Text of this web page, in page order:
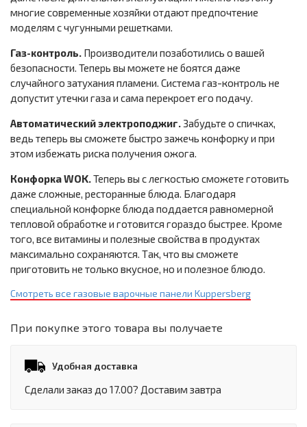
многие современные хозяйки отдают предпочтение
моделям с чугунными решетками.
Газ-контроль. Производители позаботились о вашей
безопасности. Теперь вы можете не боятся даже
случайного затухания пламени. Система газ-контроль не
допустит утечки газа и сама перекроет его подачу.
Автоматический электроподжиг. Забудьте о спичках,
ведь теперь вы сможете быстро зажечь конфорку и при
этом избежать риска получения ожога.
Конфорка WOK.Теперь вы с легкостью сможете готовить
даже сложные, ресторанные блюда. Благодаря
специальной конфорке блюда поддается равномерной
тепловой обработке и готовится гораздо быстрее. Кроме
того, все витамины и полезные свойства в продуктах
максимально сохраняются. Так, что вы сможете
приготовить не только вкусное, но и полезное блюдо.
Смотреть все газовые варочные панели Kuppersberg
При покупке этого товара вы получаете
Удобная доставка
Сделали заказ до 17.00? Доставим завтра